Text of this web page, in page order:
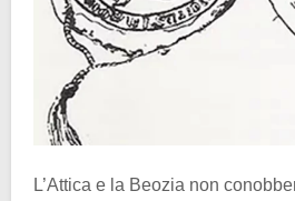
L’Attica e la Beozia non